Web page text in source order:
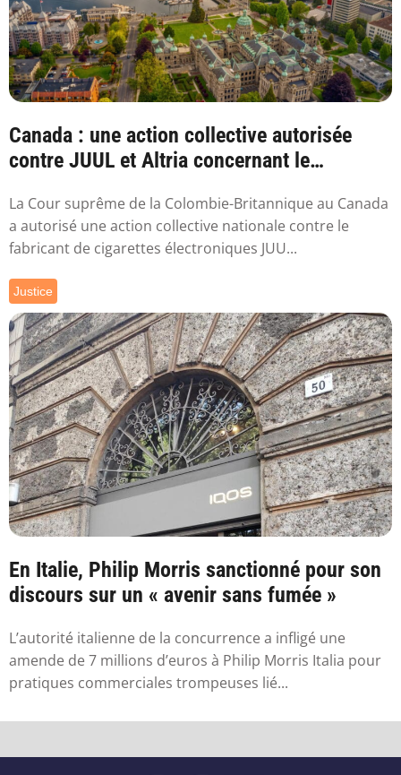
Canada : une action collective autorisée
contre JUUL et Altria concernant le
La Cour suprême de la Colombie-Britannique au Canada
a autorisé une action collective nationale contre le
fabricant de cigarettes électroniques JUU...
Justice
En Italie, Philip Morris sanctionné pour son
discours sur un « avenir sans fumée »
L’autorité italienne de la concurrence a infligé une
amende de 7 millions d’euros à Philip Morris Italia pour
pratiques commerciales trompeuses lié...